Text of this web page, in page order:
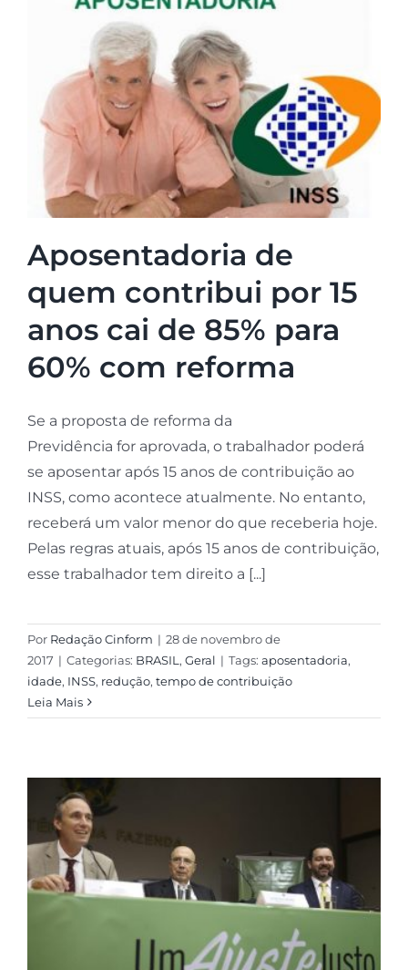
Aposentadoria de
quem contribui por 15
anos cai de 85% para
60% com reforma
Se a proposta de reforma da
Previdência for aprovada, o trabalhador poderá
se aposentar após 15 anos de contribuição ao
INSS, como acontece atualmente. No entanto,
receberá um valor menor do que receberia hoje.
Pelas regras atuais, após 15 anos de contribuição,
esse trabalhador tem direito a [...]
Por Redação Cinform | 28 de novembro de
2017 | Categorias: BRASIL , Geral | Tags: aposentadoria,
idade, INSS, redução, tempo de contribuição
Leia Mais